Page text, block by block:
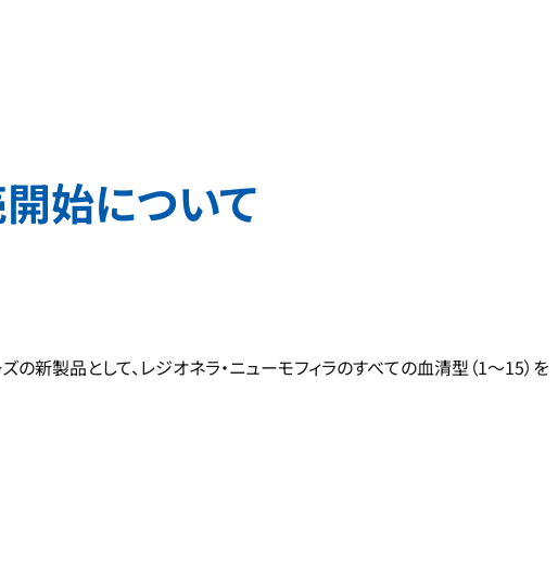
開始について
の新製品として、レジオネラ・ニューモフィラのすべての血清型（1～15）を